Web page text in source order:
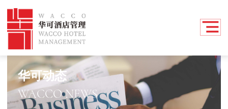
华可动态
WACCO NEWS